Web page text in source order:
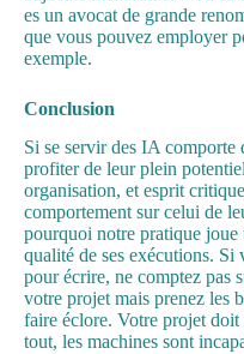
es un avocat de grande
que vous pouvez employer
exemple.
Conclusion
Si se servir des IA comporte
profiter de leur plein
organisation, et esprit
comportement sur celui de
pourquoi notre pratique joue
qualité de ses exécutions.
pour écrire, ne comptez pas
votre projet mais prenez les
faire éclore. Votre projet doit
tout, les machines sont